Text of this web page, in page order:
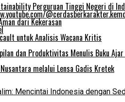
Perguruan Tinggi Negeri di
dari Kekerasan
untuk Analisis Wacana Kritis
dan Produktivitas Menulis Buku
melalui Lensa Gadis Kretek
Mencintai Indonesia dengan